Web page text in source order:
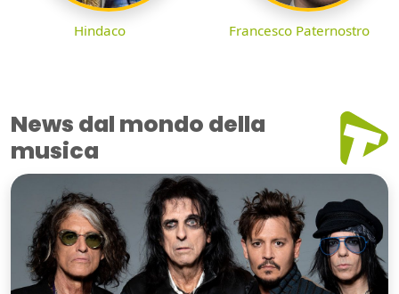
Hindaco Francesco Paternostro
News dal mondo della
musica